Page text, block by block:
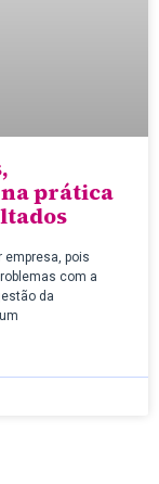
prática
empresa, pois
com a
da